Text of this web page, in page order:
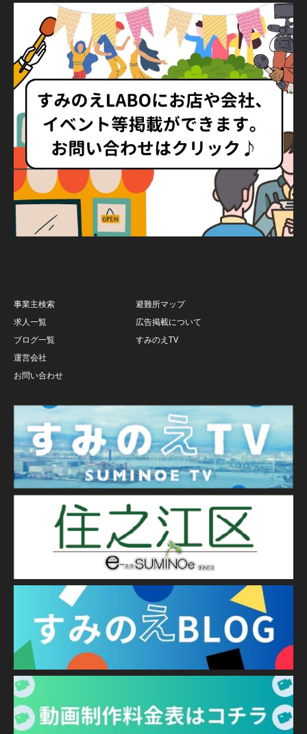
事業主検索
避難所マップ
求人一覧
広告掲載について
ブログ一覧
すみのえTV
運営会社
お問い合わせ